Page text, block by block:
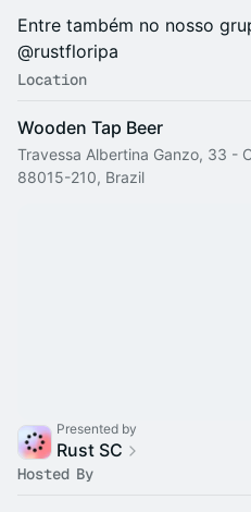
Entre também no nosso
@rustfloripa
Location
Wooden Tap Beer
Travessa Albertina Ganzo, 33 -
88015-210, Brazil
Presented by
Rust SC
Hosted By